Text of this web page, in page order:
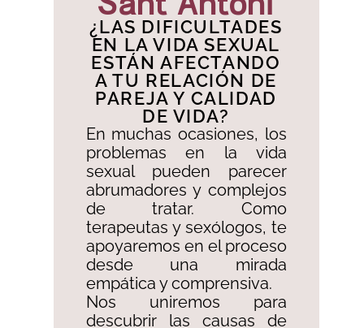
¿LAS DIFICULTADES
EN LA VIDA SEXUAL
ESTÁN AFECTANDO
A TU RELACIÓN DE
PAREJA Y CALIDAD
DE VIDA?
En muchas ocasiones, los
problemas en la vida
sexual pueden parecer
abrumadores y complejos
de tratar. Como
terapeutas y sexólogos, te
apoyaremos en el proceso
desde una mirada
empática y comprensiva.
Nos uniremos para
descubrir las causas de